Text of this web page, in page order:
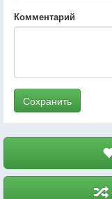
Комментарий
Сохранить